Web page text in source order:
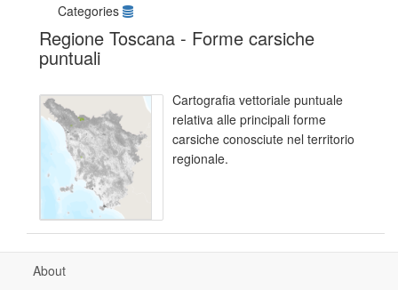
Categories
Regione Toscana - Forme carsiche
puntuali
Cartografia vettoriale puntuale
relativa alle principali forme
carsiche conosciute nel territorio
regionale.
About